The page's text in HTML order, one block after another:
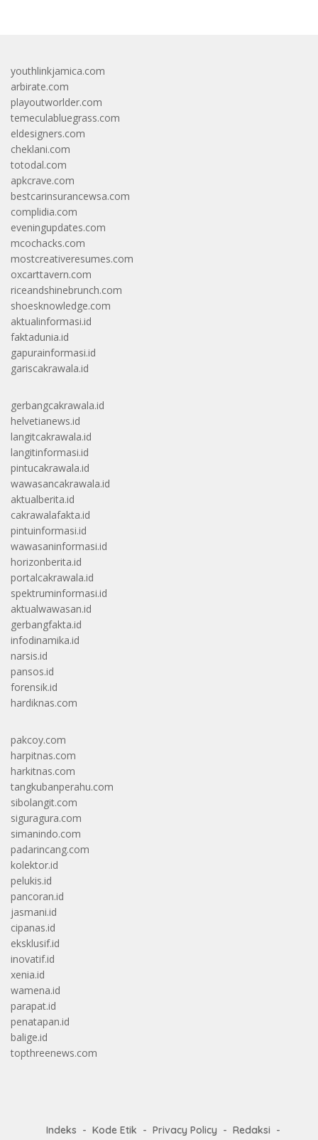
youthlinkjamica.com
arbirate.com
playoutworlder.com
temeculabluegrass.com
eldesigners.com
cheklani.com
totodal.com
apkcrave.com
bestcarinsurancewsa.com
complidia.com
eveningupdates.com
mcochacks.com
mostcreativeresumes.com
oxcarttavern.com
riceandshinebrunch.com
shoesknowledge.com
aktualinformasi.id
faktadunia.id
gapurainformasi.id
gariscakrawala.id
gerbangcakrawala.id
helvetianews.id
langitcakrawala.id
langitinformasi.id
pintucakrawala.id
wawasancakrawala.id
aktualberita.id
cakrawalafakta.id
pintuinformasi.id
wawasaninformasi.id
horizonberita.id
portalcakrawala.id
spektruminformasi.id
aktualwawasan.id
gerbangfakta.id
infodinamika.id
narsis.id
pansos.id
forensik.id
hardiknas.com
pakcoy.com
harpitnas.com
harkitnas.com
tangkubanperahu.com
sibolangit.com
siguragura.com
simanindo.com
padarincang.com
kolektor.id
pelukis.id
pancoran.id
jasmani.id
cipanas.id
eksklusif.id
inovatif.id
xenia.id
wamena.id
parapat.id
penatapan.id
balige.id
topthreenews.com
Indeks Kode Etik Privacy Policy
Redaksi